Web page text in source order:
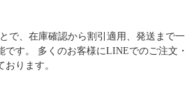
で、在庫確認から割引適用、発送まで一
です。 多くのお客様にLINEでのご注文・
ります。